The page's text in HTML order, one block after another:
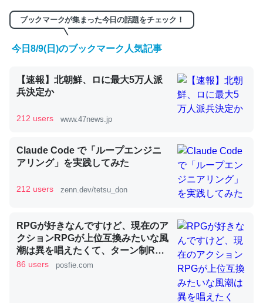
くらい。小説でいう「ずっと前の伏線」は回収されないけ
ど、短期記憶というには多い分量。進化すればするほど分
かりやすく強くなりそう
コオロギのカルシウム分はエビの600分の1程度。
─ニュース :: 【研究発表】昆虫学の大問題＝「昆虫はなぜ海にいな
いのか」に関する新仮説
ブックマークが集まった今日の話題をチェック！
今日8/9(日)のブックマーク人気記事
【速報】北朝鮮、ロに最大5万人派
兵決定か
212 users www.47news.jp
Claude Code で「ループエンジニ
アリング」を実践してみた
212 users zenn.dev/tetsu_don
RPGが好きなんですけど、現在のア
クションRPGが上位互換みたいな風
潮は異を唱えたくて、ターン制RPG
にはターン制の良さがあると思って
86 users posfie.com